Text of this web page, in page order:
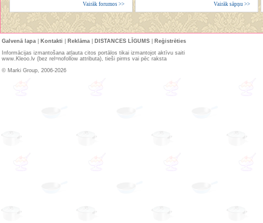
Vairāk forumos >> Vairāk sāpņu >>
Galvenā lapa Kontakti Reklāma DISTANCES LĪGUMS
Reģistrēties
Informācijas izmantošana atļauta citos portālos tikai izmantojot aktīvu saiti
www.Kleoo.lv (bez rel=nofollow attributa), tieši pirms vai pēc raksta
© Marki Group, 2006-2026